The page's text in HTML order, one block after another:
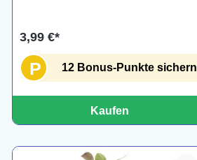
3,99 €*
P 12 Bonus-Punkte sichern
Kaufen